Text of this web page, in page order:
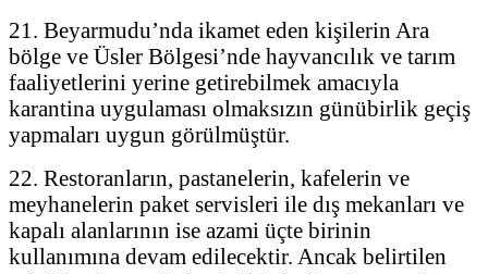
21. Beyarmudu’nda ikamet eden kişilerin Ara
bölge ve Üsler Bölgesi’nde hayvancılık ve tarım
faaliyetlerini yerine getirebilmek amacıyla
karantina uygulaması olmaksızın günübirlik geçiş
yapmaları uygun görülmüştür.
22. Restoranların, pastanelerin, kafelerin ve
meyhanelerin paket servisleri ile dış mekanları ve
kapalı alanlarının ise azami üçte birinin
kullanımına devam edilecektir. Ancak belirtilen